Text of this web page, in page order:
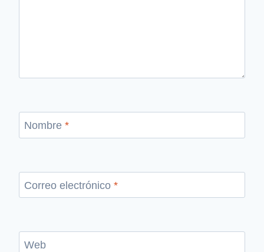
Nombre *
Correo electrónico *
Web